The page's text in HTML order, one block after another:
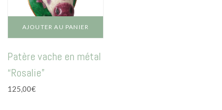
Carte cadeau
Faites des heureux
AJOUTER AU PANIER
Patère vache en métal
“Rosalie”
125,00€